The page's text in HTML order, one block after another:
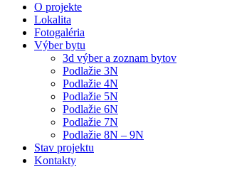
O projekte
Lokalita
Fotogaléria
Výber bytu
3d výber a zoznam bytov
Podlažie 3N
Podlažie 4N
Podlažie 5N
Podlažie 6N
Podlažie 7N
Podlažie 8N – 9N
Stav projektu
Kontakty